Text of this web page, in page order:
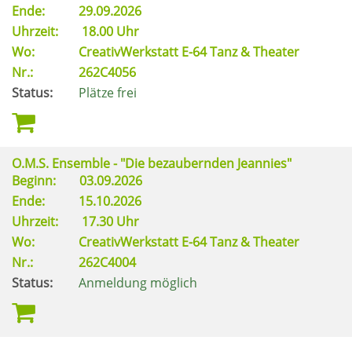
Ende:
29.09.2026
Uhrzeit:
18.00 Uhr
Wo:
CreativWerkstatt E-64 Tanz & Theater
Nr.:
262C4056
Status:
Plätze frei
O.M.S. Ensemble - "Die bezaubernden Jeannies"
Beginn:
03.09.2026
Ende:
15.10.2026
Uhrzeit:
17.30 Uhr
Wo:
CreativWerkstatt E-64 Tanz & Theater
Nr.:
262C4004
Status:
Anmeldung möglich